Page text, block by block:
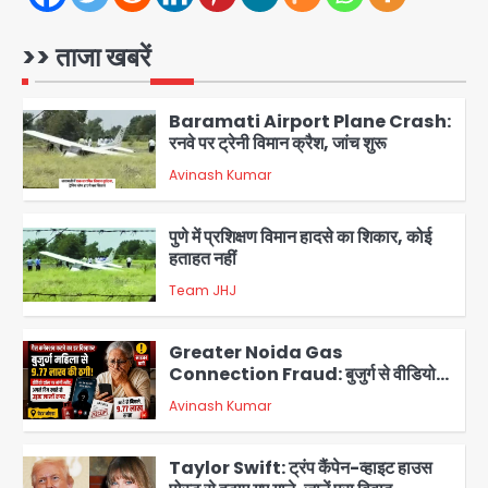
>> ताजा खबरें
1
Air India Phuket Delhi flight:
2
Baramati Airport Plane Crash:
रनवे पर ट्रेनी विमान क्रैश, जांच शुरू
Avinash Kumar
3
पुणे में प्रशिक्षण विमान हादसे का शिकार, कोई
हताहत नहीं
Team JHJ
4
Greater Noida Gas
Connection Fraud: बुजुर्ग से वीडियो
कॉल पर 9.77 लाख की साइबर फ्रॉड
Avinash Kumar
Taylor Swift: ट्रंप कैंपेन-व्हाइट हाउस